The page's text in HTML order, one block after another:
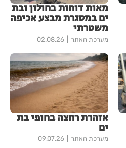
מאות דוחות בחולון ובת
ים במסגרת מבצע אכיפה
משטרתי
מערכת האתר 02.08.26
אזהרת רחצה בחופי בת
ים
מערכת האתר 09.07.26